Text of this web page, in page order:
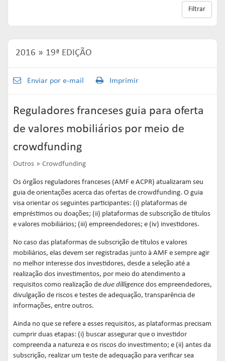
associados
LISTA DE ASSOCIADOS
NOTÍCIAS
INFORMAR
Links mais acessados:
estatísticas
CONSOLIDADO DIÁRIO DE
estatísticas
fundos de investimentos
entenda o compromisso
INFORMAR
ESTRUTURADOS
grupos consultivos permanentes
MACROECONÔMICO
documentos
NOTÍCIAS
documentos
entenda o compromisso
REPRESENTAR
AUTORREGULADAS
solicitações
HABILITAÇÃO DE
COMO ADERIR
entenda o compromisso
AUTORREGULAR
EDUCAR
Filtrar
2016 19ª EDIÇÃO
Enviar por e-mail Imprimir
Reguladores franceses guia para oferta
de valores mobiliários por meio de
crowdfunding
Outros Crowdfunding
Os órgãos reguladores franceses (AMF e ACPR) atualizaram seu
guia de orientações acerca das ofertas de crowdfunding. O guia
visa orientar os seguintes participantes: (i) plataformas de
empréstimos ou doações; (ii) plataformas de subscrição de títulos
e valores mobiliários; (iii) empreendedores; e (iv) investidores.
No caso das plataformas de subscrição de títulos e valores
mobiliários, elas devem ser registradas junto à AMF e sempre agir
no melhor interesse dos investidores, desde a seleção até a
realização dos investimentos, por meio do atendimento a
requisitos como realização de due dilligence dos empreendedores,
divulgação de riscos e testes de adequação, transparência de
informações, entre outros.
Ainda no que se refere a esses requisitos, as plataformas precisam
cumprir duas etapas: (i) buscar assegurar que o investidor
compreenda a natureza e os riscos do investimento; e (ii) antes da
subscrição, realizar um teste de adequação para verificar sea